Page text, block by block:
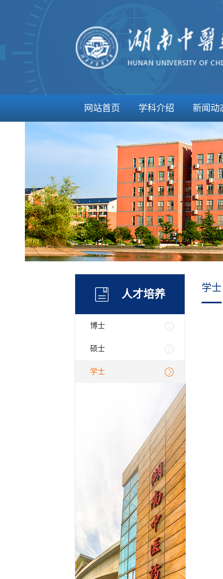
网站首页 学科介绍 新闻动
人才培养
博士
硕士
学士
学士